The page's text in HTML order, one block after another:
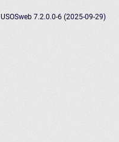
USOSweb 7.2.0.0-6 (2025-09-29)